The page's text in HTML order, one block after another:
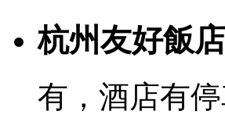
杭州友好飯
有，酒店有停